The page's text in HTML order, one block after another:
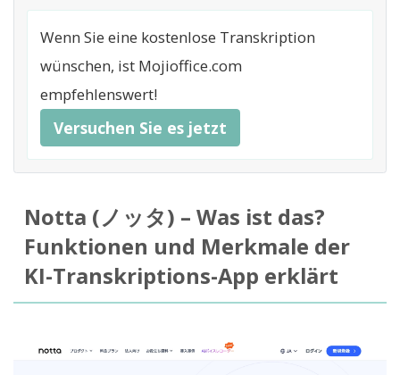
Wenn Sie eine kostenlose Transkription
wünschen, ist Mojioffice.com
empfehlenswert!
Versuchen Sie es jetzt
Notta (ノッタ) – Was ist das?
Funktionen und Merkmale der
KI-Transkriptions-App erklärt